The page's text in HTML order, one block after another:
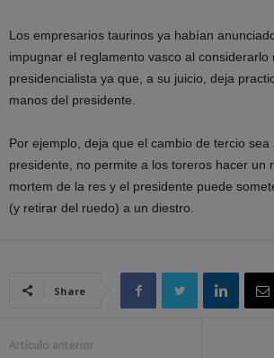
Los empresarios taurinos ya habían
impugnar el reglamento vasco al considerarlo
presidencialista ya que, a su juicio, deja
manos del presidente.
Por ejemplo, deja que el cambio de tercio sea
presidente, no permite a los toreros hacer un
mortem de la res y el presidente puede
(y retirar del ruedo) a un diestro.
Share
Artículo anterior